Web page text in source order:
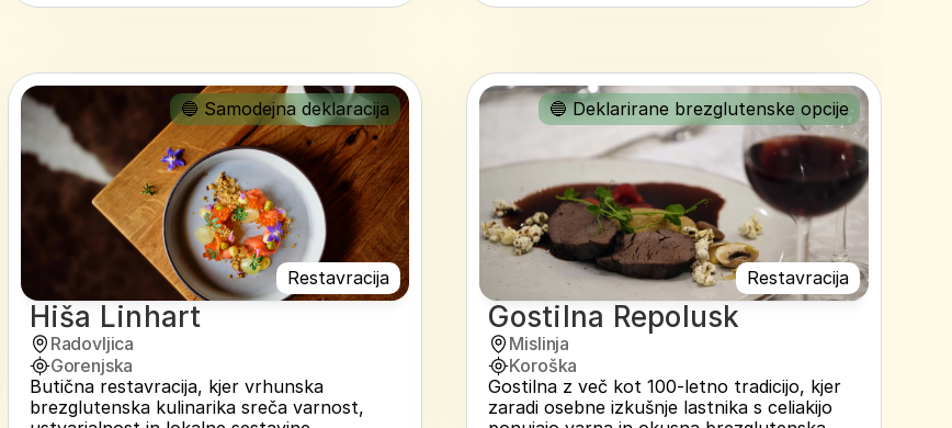
Restavracija
🔵 Samodejna deklaracija
Hiša Linhart
Radovljica
Gorenjska
Butična restavracija, kjer vrhunska
brezglutenska kulinarika sreča varnost,
Restavracija
🔵 Deklarirane brezglutenske opcije
Gostilna Repolusk
Mislinja
Koroška
Gostilna z več kot 100-letno tradicijo, kjer
zaradi osebne izkušnje lastnika s celiakijo